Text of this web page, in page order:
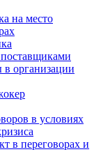
на место
организации
в условиях
в переговорах и